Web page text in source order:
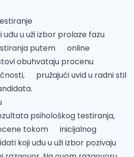
u uži izbor prolaze fazu
putem online
obuhvataju procenu
pružajući uvid u radni stil
psihološkog testiranja,
tokom inicijalnog
koji uđu u uži izbor pozivaju